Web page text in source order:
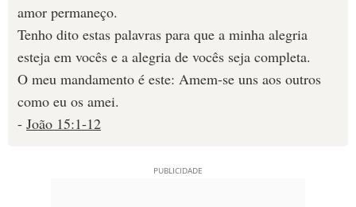
amor permaneço.
Tenho dito estas palavras para que a minha alegria
esteja em vocês e a alegria de vocês seja completa.
O meu mandamento é este: Amem-se uns aos outros
como eu os amei.
- João 15:1-12